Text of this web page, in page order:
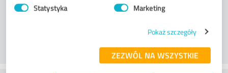
Statystyka Marketing
Pokaż szczegóły
ZEZWÓL NA WSZYSTKIE